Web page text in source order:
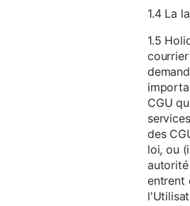
1.4 La
1.5
CGU
des
loi, ou
entrent